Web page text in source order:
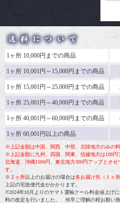
1ヶ所 10,000円までの商品
1ヶ所 10,001円～15,000円までの商品
1ヶ所 15,001円～25,000円までの商品
1ヶ所 25,001円～40,000円までの商品
1ヶ所 40,001円～60,000円までの商品
1ヶ所 60,001円以上の商品
※上記金額は中国、関西、中部、北陸地方のみの料
※上記金額に九州、四国、関東、信越地方は100円
北海道、沖縄1500円、東北地方300円アップとさせ
す。
※ ２ヶ所以上のお届けの場合は各お届け先（１ヶ所
上記の宅急便代金がかかります。
※2024年10月よりのヤマト運輸クール料金値上げ
料の改定を行いました。 何卒ご理解の程お願い致